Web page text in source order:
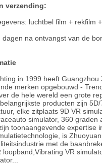
verzending:
luchtbel film + rekfilm
dagen na ontvangst van de
in 1999 heeft Guangzhou
merken opgebouwd -
de hele wereld een grote
producten zijn 5D/
elke zitplaats 9D VR
simulator, 360 graden
toonaangevende expertise
is
met de
loopband,Vibrating VR